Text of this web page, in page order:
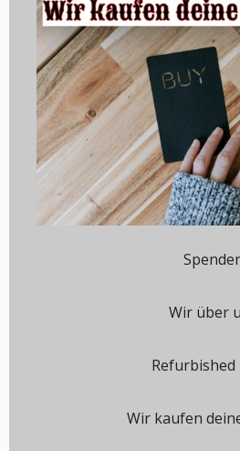
Wir über
Refurbished
Wir kaufen